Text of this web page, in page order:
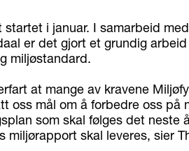
startet i januar. I samarbeid
er det gjort et grundig
miljøstandard.
at mange av kravene
oss mål om å forbedre oss på
som skal følges det neste
miljørapport skal leveres, sier